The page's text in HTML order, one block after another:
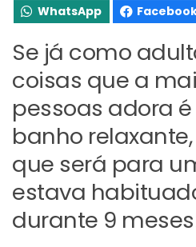
WhatsApp
Se já como
coisas que a
pessoas adora
banho
que será para
estava
durante 9